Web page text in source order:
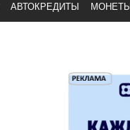
АВТОКРЕДИТЫ МОНЕТЫ